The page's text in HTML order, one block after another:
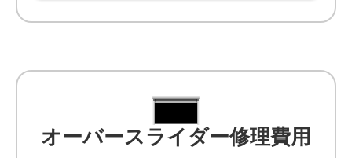
オーバースライダー修理費用